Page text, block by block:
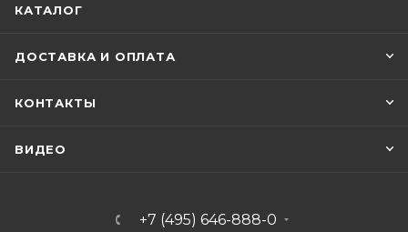
КАТАЛОГ
ДОСТАВКА И ОПЛАТА
КОНТАКТЫ
ВИДЕО
+7 (495) 646-888-0